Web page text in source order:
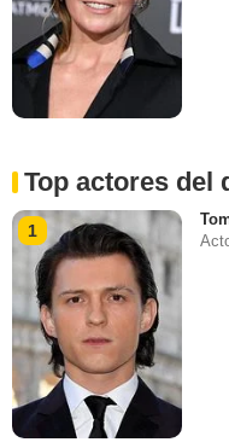
Top actores del
1